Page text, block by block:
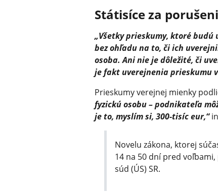
Státisíce za
„Všetky prieskumy, ktoré budú
bez ohľadu na to, či ich
osoba. Ani nie je dôležité, či
je fakt uverejnenia prieskumu
Prieskumy verejnej mienky
fyzickú osobu – podnikateľa
je to, myslím si, 300-tisíc eur,“
Novelu zákona, ktorej
14 na 50 dní pred
súd (ÚS) SR.